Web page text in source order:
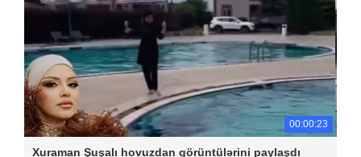
00:00:23
Xuraman Şuşalı hovuzdan görüntülərini paylaşdı